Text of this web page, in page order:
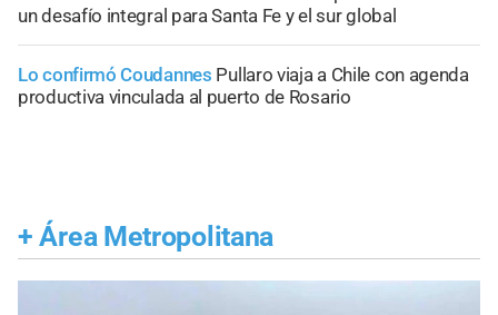
un desafío integral para Santa Fe y el sur global
Lo confirmó Coudannes Pullaro viaja a Chile con agenda
productiva vinculada al puerto de Rosario
+ Área Metropolitana